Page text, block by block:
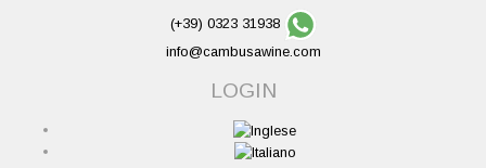
(+39) 0323 31938
info@cambusawine.com
LOGIN